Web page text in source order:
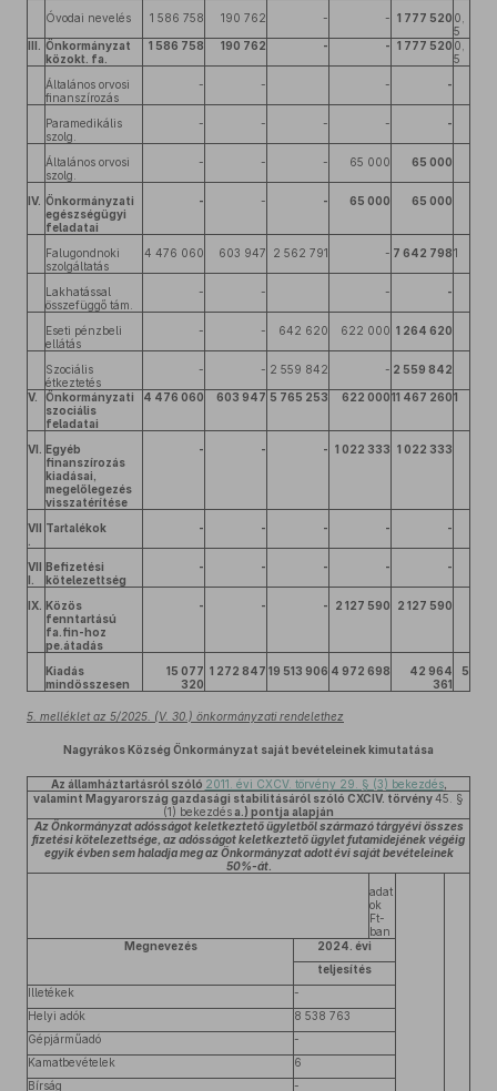
Óvodai nevelés 1 586 758 190 762 - - 1 777 520 0,
5
III.
Önkormányzat
közokt. fa.
1 586 758 190 762 - - 1 777 520 0,
5
Általános orvosi
finanszírozás
- - - -
Paramedikális
szolg.
- - - - -
Általános orvosi
szolg.
- - - 65 000 65 000
IV. Önkormányzati
egészségügyi
feladatai
- - - 65 000 65 000
Falugondnoki
szolgáltatás
4 476 060 603 947 2 562 791 - 7 642 7981
Lakhatással
összefüggő tám.
- - - -
Eseti pénzbeli
ellátás
- - 642 620 622 000 1 264 620
Szociális
étkeztetés
- - 2 559 842 - 2 559 842
V.
Önkormányzati
szociális
feladatai
4 476 060 603 947 5 765 253 622 00011 467 2601
VI. Egyéb
finanszírozás
kiadásai,
megelőlegezés
visszatérítése
- - - 1 022 333 1 022 333
VII Tartalékok - - - - -
VII
I.
Befizetési
kötelezettség
- - - - -
IX. Közös
fenntartású
fa.fin-hoz
pe.átadás
- - - 2 127 590 2 127 590
Kiadás
mindösszesen
15 077
320
1 272 847 19 513 906 4 972 698
42 964
361
5
5. melléklet az 5/2025. (V. 30.) önkormányzati rendelethez
Nagyrákos Község Önkormányzat saját bevételeinek kimutatása
Az államháztartásról szóló 2011. évi CXCV. törvény 29. § (3) bekezdés,
valamint Magyarország gazdasági stabilitásáról szóló CXCIV. törvény45. §
(1) bekezdésa.) pontja alapján
Az Önkormányzat adósságot keletkeztető ügyletből származó tárgyévi összes
fizetési kötelezettsége, az adósságot keletkeztető ügylet futamidejének végéig
egyik évben sem haladja meg az Önkormányzat adott évi saját bevételeinek
50%-át.
adat
ok
Ft-
ban
Megnevezés
2024. évi
teljesítés
Illetékek
-
Helyi adók
8 538 763
Gépjárműadó
-
Kamatbevételek
6
Bírság
-